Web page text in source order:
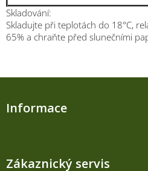
Skladování:
Skladujte při teplotách do 18°C,
65% a chraňte před slunečními
Informace
Zákaznický servis